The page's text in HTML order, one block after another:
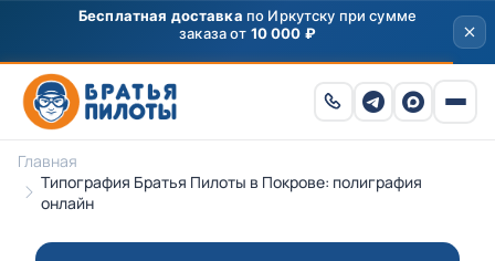
Главная
Типография Братья Пилоты в Покрове: полиграфия
онлайн